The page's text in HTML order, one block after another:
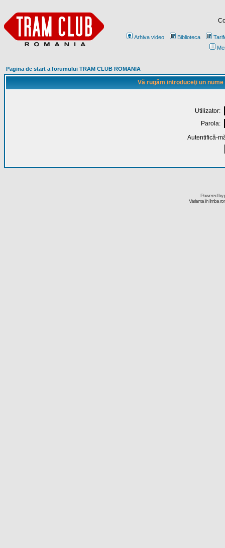
Arhiva video Biblioteca
Pagina de start a forumului TRAM CLUB ROMANIA
Vă rugăm introduceţi un
Utilizator:
Parola:
Autentifică-
Powered by
Varianta în limba